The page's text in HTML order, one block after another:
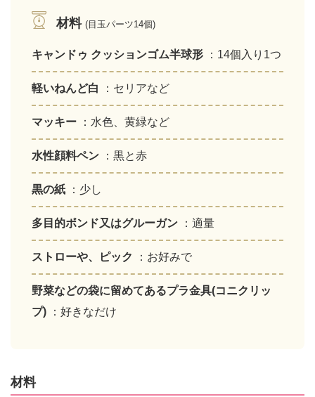
材料 (目玉パーツ14個)
キャンドゥ クッションゴム半球形 ：14個入り1つ
軽いねんど白 ：セリアなど
マッキー ：水色、黄緑など
水性顔料ペン ：黒と赤
黒の紙 ：少し
多目的ボンド又はグルーガン ：適量
ストローや、ピック ：お好みで
野菜などの袋に留めてあるプラ金具(コニクリッ
プ)
：好きなだけ
材料